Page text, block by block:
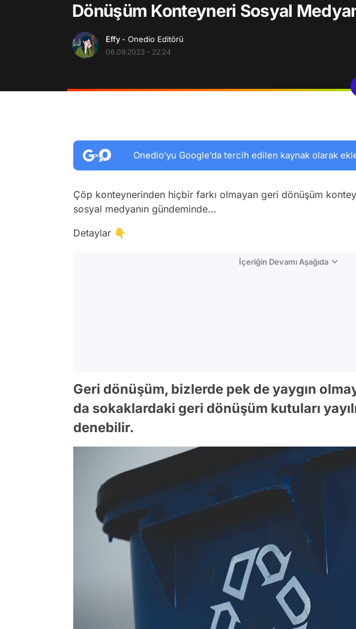
Dönüşüm Konteyneri Sosyal
Effy - Onedio Editörü
06.09.2023 - 22:24
Onedio’yu Google’da tercih edilen kaynak olarak
Çöp konteynerinden hiçbir farkı olmayan geri dönüşüm
sosyal medyanın gündeminde...
Detaylar 👇
İçeriğin Devamı Aşağıda
Geri dönüşüm, bizlerde pek de yaygın
da sokaklardaki geri dönüşüm kutuları
denebilir.